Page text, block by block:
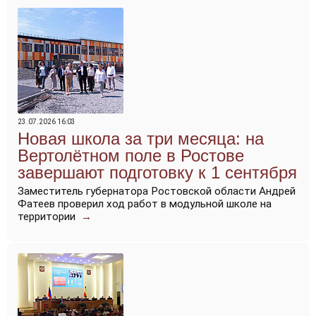
23.07.2026 16:03
Новая школа за три месяца: на
Вертолётном поле в Ростове
завершают подготовку к 1 сентября
Заместитель губернатора Ростовской области Андрей
Фатеев проверил ход работ в модульной школе на
территории
→